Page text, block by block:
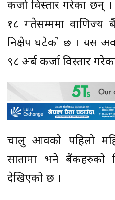
कर्जा विस्तार गरेका छन्
१८ गतेसम्ममा वाणिज्य
निक्षेप घटेको छ । यस
९८ अर्ब कर्जा विस्तार
चालु आवको पहिलो
सातामा भने बैंकहरुको
देखिएको छ ।